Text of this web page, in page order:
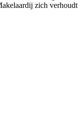
zich verhoudt